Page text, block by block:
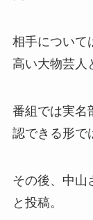
相手について
高い大物芸人
番組では実名
認できる形で
その後、中山
と投稿。